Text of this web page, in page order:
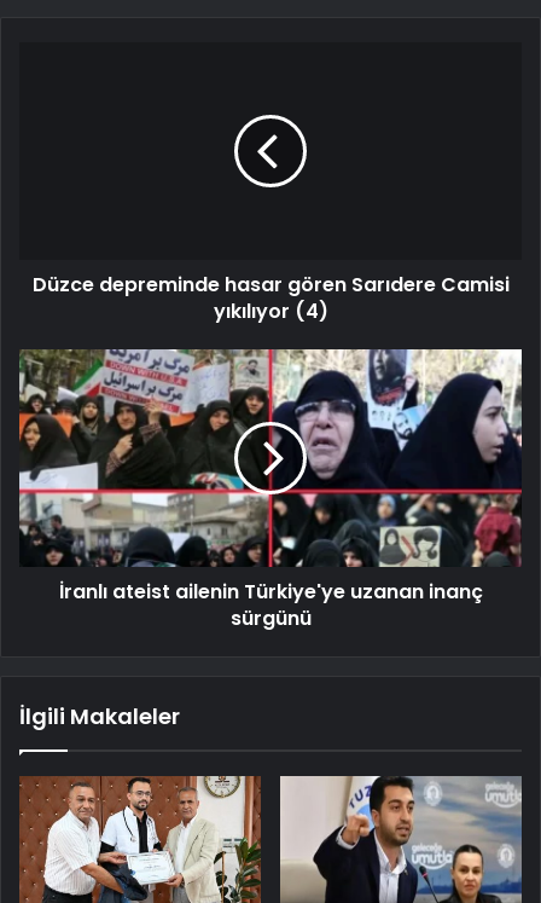
Düzce depreminde hasar gören Sarıdere Camisi
yıkılıyor (4)
İranlı ateist ailenin Türkiye'ye uzanan inanç
sürgünü
İlgili Makaleler